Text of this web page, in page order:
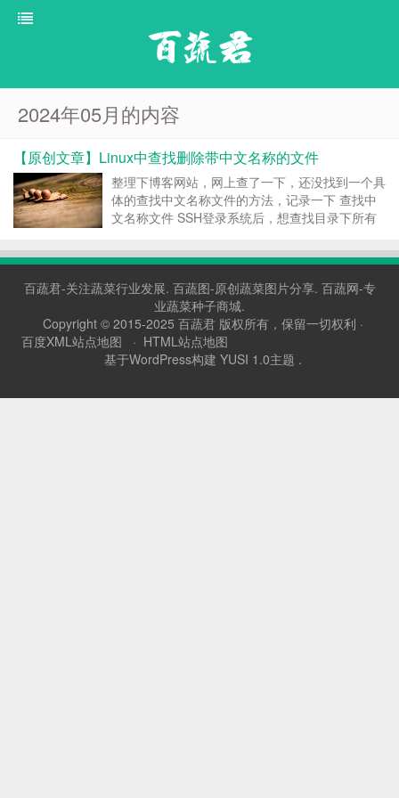
百蔬君
2024年05月的内容
【原创文章】Linux中查找删除带中文名称的文件
整理下博客网站，网上查了一下，还没找到一个具
体的查找中文名称文件的方法，记录一下 查找中
文名称文件 SSH登录系统后，想查找目录下所有
件”为例，查找所有“复件”开头的文件 命令如下：
百蔬君-关注蔬菜行业发展. 百蔬图-原创蔬菜图片分享. 百蔬网-专
业蔬菜种子商城.
Copyright © 2015-2025 百蔬君 版权所有，保留一切权利 ·
百度XML站点地图 · HTML站点地图
基于WordPress构建 YUSI 1.0主题 .